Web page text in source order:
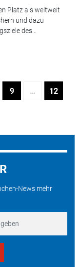
Platz als weltweit
und dazu
des...
9 … 12
News mehr